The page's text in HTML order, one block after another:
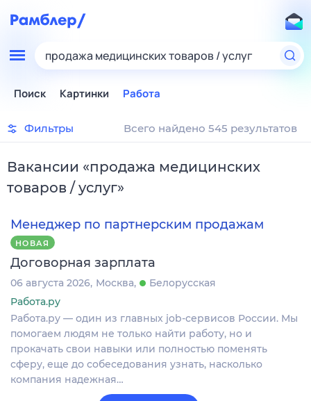
продажа медицинских товаров / услуг
Поиск Картинки Работа
Фильтры Всего найдено 545 результатов
Вакансии «продажа медицинских
товаров / услуг»
Менеджер по партнерским продажам
НОВАЯ
Договорная зарплата
06 августа 2026 Москва
Белорусская
Работа.ру
Работа.ру — один из главных job-сервисов России. Мы
помогаем людям не только найти работу, но и
прокачать свои навыки или полностью поменять
сферу, еще до собеседования узнать, насколько
компания надежная…